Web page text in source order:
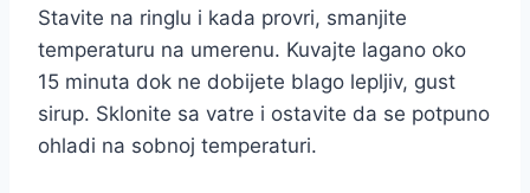
Stavite na ringlu i kada provri, smanjite
temperaturu na umerenu. Kuvajte lagano oko
15 minuta dok ne dobijete blago lepljiv, gust
sirup. Sklonite sa vatre i ostavite da se potpuno
ohladi na sobnoj temperaturi.